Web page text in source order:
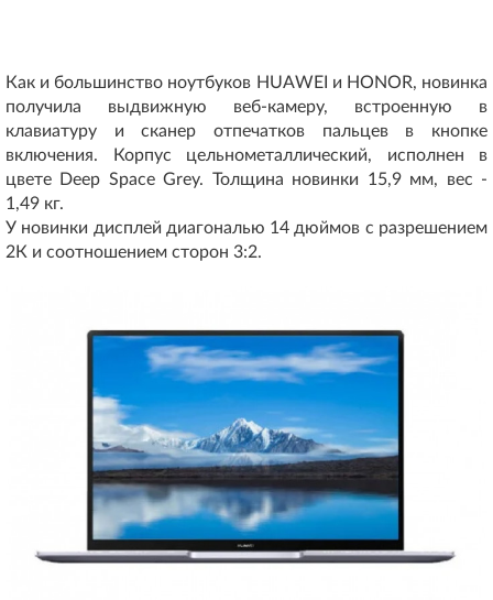
Как и большинство ноутбуков HUAWEI и HONOR, новинка
получила выдвижную веб-камеру, встроенную в
клавиатуру и сканер отпечатков пальцев в кнопке
включения. Корпус цельнометаллический, исполнен в
цвете Deep Space Grey. Толщина новинки 15,9 мм, вес -
1,49 кг.
У новинки дисплей диагональю 14 дюймов с разрешением
2К и соотношением сторон 3:2.